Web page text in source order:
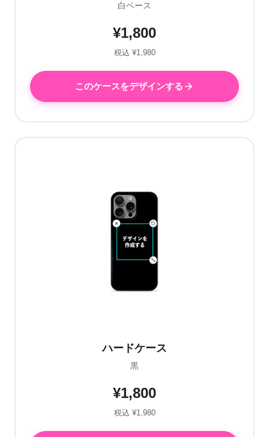
白ベース
¥1,800
税込 ¥1,980
このケースをデザインする
ハードケース
黒
¥1,800
税込 ¥1,980